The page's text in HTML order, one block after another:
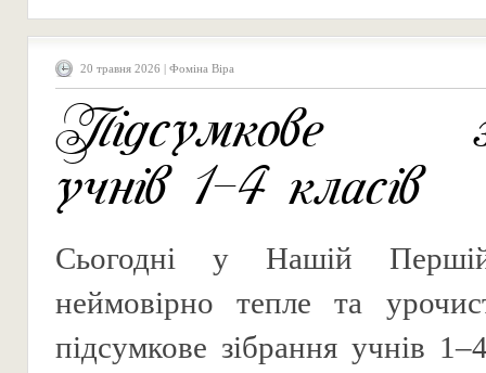
20 травня 2026 | Фоміна Віра
Підсумкове
учнів 1–4 класів
Сьогодні у Нашій Першій
неймовірно тепле та
підсумкове зібрання учнів